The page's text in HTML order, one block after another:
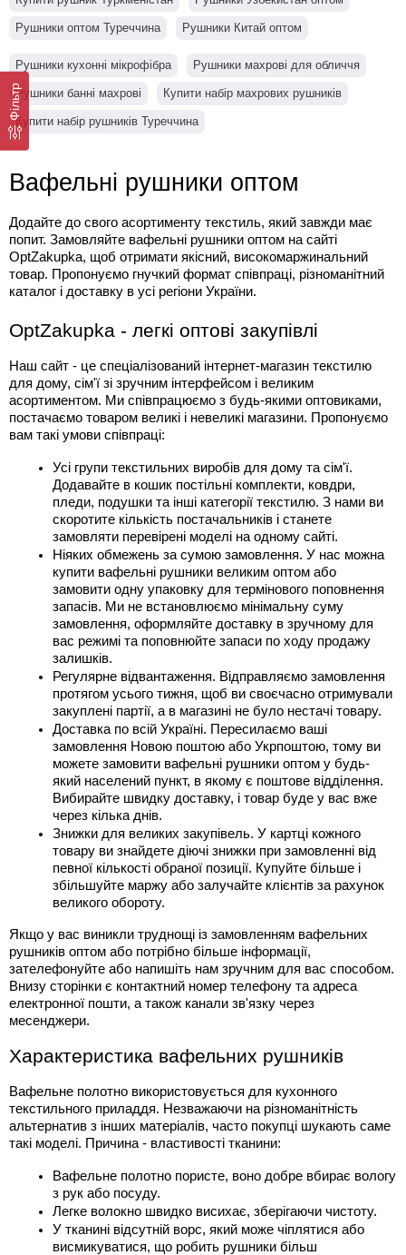
Фільтр
Рушники оптом Туреччина Рушники Китай оптом
Рушники кухонні мікрофібра Рушники махрові для обличчя
Рушники банні махрові Купити набір махрових рушників
Купити набір рушників Туреччина
Вафельні рушники оптом
Додайте до свого асортименту текстиль, який завжди має
попит. Замовляйте вафельні рушники оптом на сайті
OptZakupka, щоб отримати якісний, високомаржинальний
товар. Пропонуємо гнучкий формат співпраці, різноманітний
каталог і доставку в усі регіони України.
OptZakupka - легкі оптові закупівлі
Наш сайт - це спеціалізований інтернет-магазин текстилю
для дому, сім'ї зі зручним інтерфейсом і великим
асортиментом. Ми співпрацюємо з будь-якими оптовиками,
постачаємо товаром великі і невеликі магазини. Пропонуємо
вам такі умови співпраці:
Усі групи текстильних виробів для дому та сім'ї.
Додавайте в кошик постільні комплекти, ковдри,
пледи, подушки та інші категорії текстилю. З нами ви
скоротите кількість постачальників і станете
замовляти перевірені моделі на одному сайті.
Ніяких обмежень за сумою замовлення. У нас можна
купити вафельні рушники великим оптом або
замовити одну упаковку для термінового поповнення
запасів. Ми не встановлюємо мінімальну суму
замовлення, оформляйте доставку в зручному для
вас режимі та поповнюйте запаси по ходу продажу
залишків.
Регулярне відвантаження. Відправляємо замовлення
протягом усього тижня, щоб ви своєчасно отримували
закуплені партії, а в магазині не було нестачі товару.
Доставка по всій Україні. Пересилаємо ваші
замовлення Новою поштою або Укрпоштою, тому ви
можете замовити вафельні рушники оптом у будь-
який населений пункт, в якому є поштове відділення.
Вибирайте швидку доставку, і товар буде у вас вже
через кілька днів.
Знижки для великих закупівель. У картці кожного
товару ви знайдете діючі знижки при замовленні від
певної кількості обраної позиції. Купуйте більше і
збільшуйте маржу або залучайте клієнтів за рахунок
великого обороту.
Якщо у вас виникли труднощі із замовленням вафельних
рушників оптом або потрібно більше інформації,
зателефонуйте або напишіть нам зручним для вас способом.
Внизу сторінки є контактний номер телефону та адреса
електронної пошти, а також канали зв'язку через
месенджери.
Характеристика вафельних рушників
Вафельне полотно використовується для кухонного
текстильного приладдя. Незважаючи на різноманітність
альтернатив з інших матеріалів, часто покупці шукають саме
такі моделі. Причина - властивості тканини:
Вафельне полотно пористе, воно добре вбирає вологу
з рук або посуду.
Легке волокно швидко висихає, зберігаючи чистоту.
У тканині відсутній ворс, який може чіплятися або
висмикуватися, що робить рушники більш